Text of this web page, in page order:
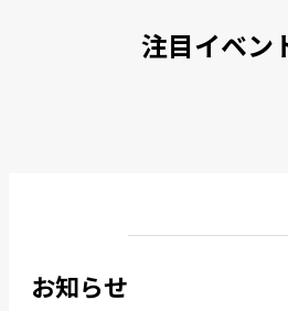
注目イベン
お知らせ